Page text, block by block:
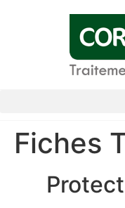
Fiches